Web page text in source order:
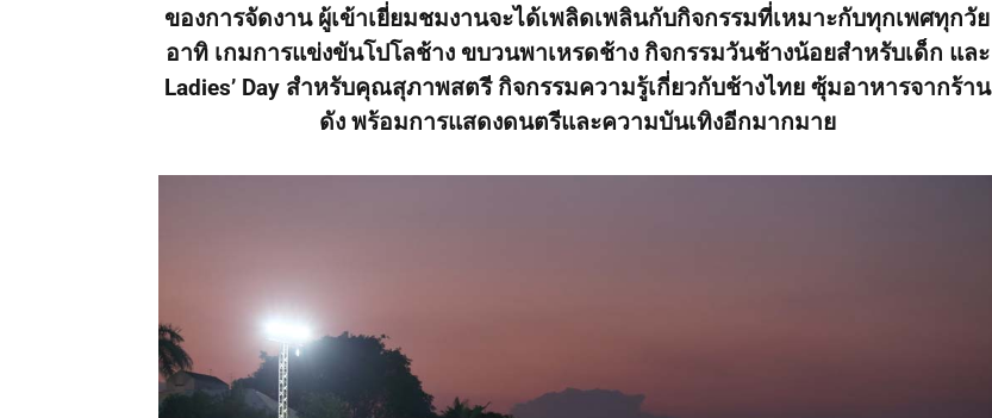
ของการจัดงาน ผู้เข้าเยี่ยมชมงานจะได้เพลิดเพลินกับกิจกรรมที่เหมาะกับทุกเพศทุกวัย
อาทิ เกมการแข่งขันโปโลช้าง ขบวนพาเหรดช้าง กิจกรรมวันช้างน้อยสำหรับเด็ก และ
Ladies’ Day สำหรับคุณสุภาพสตรี กิจกรรมความรู้เกี่ยวกับช้างไทย ซุ้มอาหารจากร้าน
ดัง พร้อมการแสดงดนตรีและความบันเทิงอีกมากมาย